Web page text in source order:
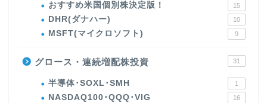
おすすめ米国個別株決定版！ 15
DHR(ダナハー) 10
MSFT(マイクロソフト) 9
グロース・連続増配株投資 31
半導体･SOXL･SMH 1
NASDAQ100･QQQ･VIG 16